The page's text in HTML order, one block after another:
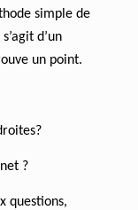
simple de
d’un
un point.
?
questions,